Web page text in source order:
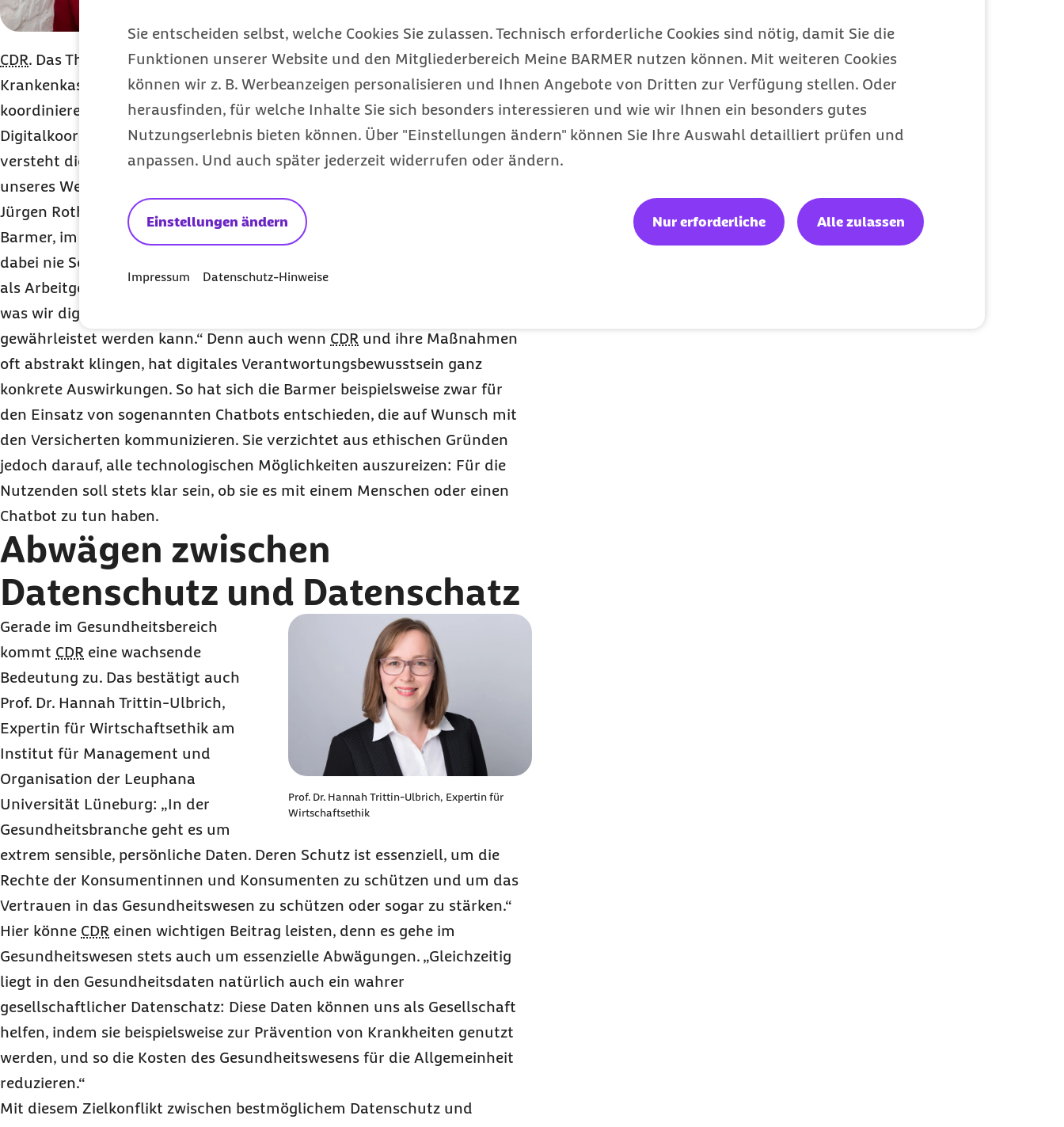
Sie entscheiden selbst, welche Cookies Sie zulassen. Technisch erforderliche Cookies sind nötig, damit Sie die
Funktionen unserer Website und den Mitgliederbereich Meine BARMER nutzen können. Mit weiteren Cookies
können wir z. B. Werbeanzeigen personalisieren und Ihnen Angebote von Dritten zur Verfügung stellen. Oder
herausfinden, für welche Inhalte Sie sich besonders interessieren und wie wir Ihnen ein besonders gutes
Nutzungserlebnis bieten können. Über "Einstellungen ändern" können Sie Ihre Auswahl detailliert prüfen und
anpassen. Und auch später jederzeit widerrufen oder ändern.
Einstellungen ändern Nur erforderliche Alle zulassen
Impressum Datenschutz-Hinweise
Krankenkasse einen Wertekanon für
CDR. Das Thema hat Priorität, ist direkt im dreiköpfigen Vorstand der
Krankenkasse verankert. Die damit verbundenen Aktivitäten steuern und
koordinieren der
Chief Digital OfficerMarek Rydzewski und die
Digitalkoordinatorin Maria Hinz. „UnterCorporate Digital Responsibility
versteht die Barmer die Selbstverpflichtung, die Digitalisierung anhand
unseres Wertekompasses entschieden voranzutreiben“, beschreibt es
Jürgen Rothmaier, ehemaliger stellvertretender Vorstandsvorsitzender der
Barmer, im Interview mit einem
-Fachmagazin. „Digitalisierung ist uns
dabei nie Selbstzweck. Hier können wir gegenüber unseren Versicherten,
als Arbeitgeber und teilweise auch bei Leistungserbringern entscheiden,
was wir digitalisieren, wie wir Daten schützen und wie Selbstbestimmung
gewährleistet werden kann.“ Denn auch wenn CDR und ihre Maßnahmen
oft abstrakt klingen, hat digitales Verantwortungsbewusstsein ganz
konkrete Auswirkungen. So hat sich die Barmer beispielsweise zwar für
den Einsatz von sogenannten Chatbots entschieden, die auf Wunsch mit
den Versicherten kommunizieren. Sie verzichtet aus ethischen Gründen
jedoch darauf, alle technologischen Möglichkeiten auszureizen: Für die
Nutzenden soll stets klar sein, ob sie es mit einem Menschen oder einen
Chatbot zu tun haben.
Abwägen zwischen
Datenschutz und Datenschatz
Prof. Dr. Hannah Trittin-Ulbrich, Expertin für
Wirtschaftsethik
Gerade im Gesundheitsbereich
kommt CDR eine wachsende
Bedeutung zu. Das bestätigt auch
Prof. Dr. Hannah Trittin-Ulbrich,
Expertin für Wirtschaftsethik am
Institut für Management und
Organisation der Leuphana
Universität Lüneburg: „In der
Gesundheitsbranche geht es um
extrem sensible, persönliche Daten. Deren Schutz ist essenziell, um die
Rechte der Konsumentinnen und Konsumenten zu schützen und um das
Vertrauen in das Gesundheitswesen zu schützen oder sogar zu stärken.“
Hier könne CDR einen wichtigen Beitrag leisten, denn es gehe im
Gesundheitswesen stets auch um essenzielle Abwägungen. „Gleichzeitig
liegt in den Gesundheitsdaten natürlich auch ein wahrer
gesellschaftlicher Datenschatz: Diese Daten können uns als Gesellschaft
helfen, indem sie beispielsweise zur Prävention von Krankheiten genutzt
werden, und so die Kosten des Gesundheitswesens für die Allgemeinheit
reduzieren.“
Mit diesem Zielkonflikt zwischen bestmöglichem Datenschutz und